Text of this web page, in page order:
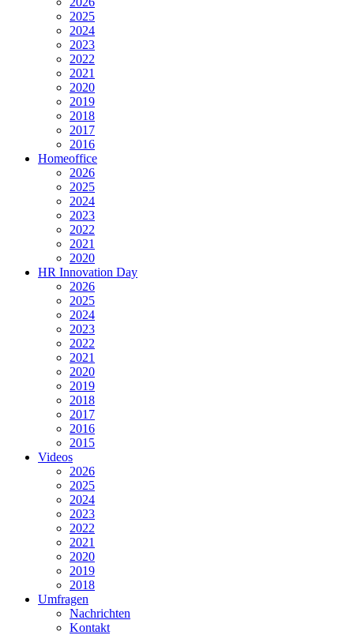
2025
2024
2023
2022
2021
2020
2019
2018
2017
2016
Homeoffice
2026
2025
2024
2023
2022
2021
2020
HR Innovation Day
2026
2025
2024
2023
2022
2021
2020
2019
2018
2017
2016
2015
Videos
2026
2025
2024
2023
2022
2021
2020
2019
2018
Umfragen
Nachrichten
Kontakt